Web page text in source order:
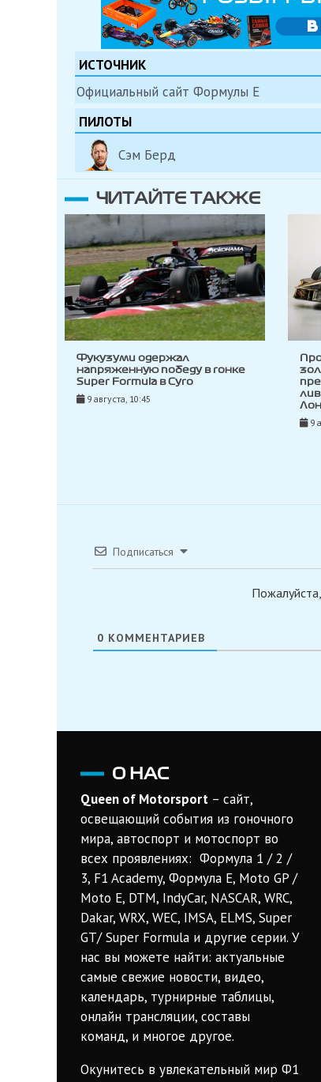
ИСТОЧНИК
Официальный сайт Формулы Е
ПИЛОТЫ
Сэм Берд
ЧИТАЙТЕ ТАКЖЕ
Фукузуми одержал
напряженную победу в гонке
Super Formula в Суго
9 августа, 10:45
9
Подписаться
0 КОММЕНТАРИЕВ
О НАС
Queen of Motorsport – сайт,
освещающий события из гоночного
мира, автоспорт и мотоспорт во
всех проявлениях: Формула 1 / 2 /
3, F1 Academy, Формула Е, Moto GP /
Moto E, DTM, IndyCar, NASCAR, WRC,
Dakar, WRX, WEC, IMSA, ELMS, Super
GT/ Super Formula и другие серии. У
нас вы можете найти: актуальные
самые свежие новости, видео,
календарь, турнирные таблицы,
онлайн трансляции, составы
команд, и многое другое.
Окунитесь в увлекательный мир Ф1